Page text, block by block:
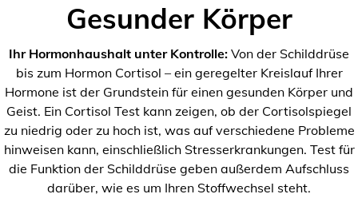
Gesunder Körper
Ihr Hormonhaushalt unter Kontrolle: Von der Schilddrüse
bis zum Hormon Cortisol – ein geregelter Kreislauf Ihrer
Hormone ist der Grundstein für einen gesunden Körper und
Geist. Ein Cortisol Test kann zeigen, ob der Cortisolspiegel
zu niedrig oder zu hoch ist, was auf verschiedene Probleme
hinweisen kann, einschließlich Stresserkrankungen. Test für
die Funktion der Schilddrüse geben außerdem Aufschluss
darüber, wie es um Ihren Stoffwechsel steht.